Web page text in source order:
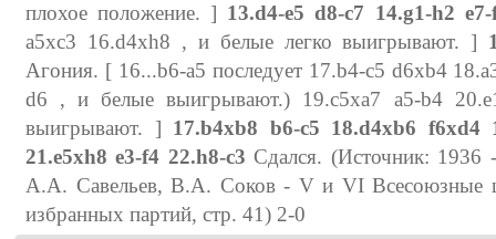
плохое положение. ] 13.d4-e5 d8-c7 14.g1-h2 e7-
a5xc3 16.d4xh8 , и белые легко выигрывают. ]
Агония. [ 16...b6-a5 последует 17.b4-c5 d6xb4
d6 , и белые выигрывают.) 19.c5xa7 a5-b4
выигрывают. ] 17.b4xb8 b6-c5 18.d4xb6 f6xd4
21.e5xh8 e3-f4 22.h8-c3 Сдался. (Источник:
А.А. Савельев, В.А. Соков - V и VI Всесоюзные
избранных партий, стр. 41) 2-0